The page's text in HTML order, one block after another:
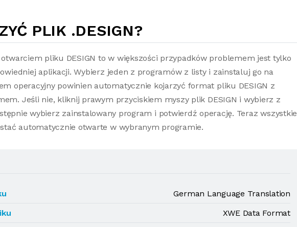
PLIK .DESIGN?
pliku DESIGN to w większości przypadków problemem jest tylko
aplikacji. Wybierz jeden z programów z listy i zainstaluj go na
operacyjny powinien automatycznie kojarzyć format pliku DESIGN z
Jeśli nie, kliknij prawym przyciskiem myszy plik DESIGN i wybierz z
wybierz zainstalowany program i potwierdź operację. Teraz wszystkie
automatycznie otwarte w wybranym programie.
German Language Translation
XWE Data Format